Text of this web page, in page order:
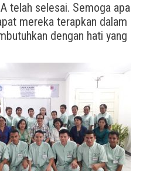
telah selesai. Semoga apa
mereka terapkan dalam
dengan hati yang